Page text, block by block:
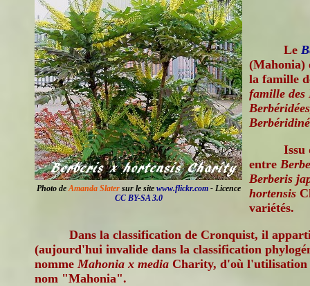
Photo deAmanda Slatersur le site www.flickr.com- Licence
CC BY-SA 3.0
Le
(Mahonia)
la famille
famille des
Issu
entre
Berberis
hortensis
variétés.
Dans la classification de Cronquist, il
(aujourd'hui invalide dans la classification
nommeMahonia x media Charity, d'où
nom "Mahonia".